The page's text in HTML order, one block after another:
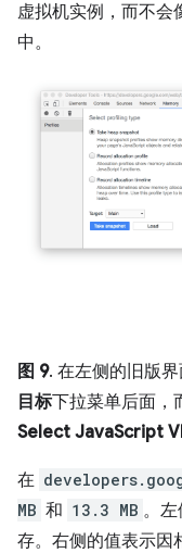
虚拟机实例，而不会
中。
图 9. 在左侧的旧版
目标下拉菜单后面，
Select JavaScript
在
MB 和 13.3 MB 。
存。右侧的值表示因